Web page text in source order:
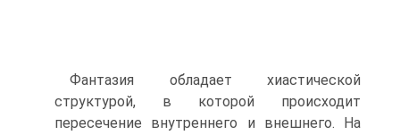
Фантазия обладает хиастической
структурой, в которой происхо­дит
пересечение внутреннего и внешнего. На